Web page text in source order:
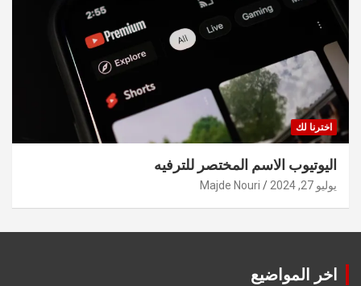
اخترنا لك
اليوتيوب الاسم المختصر للترفيه
يوليو 27, 2024 Majde Nouri
اخر المواضيع